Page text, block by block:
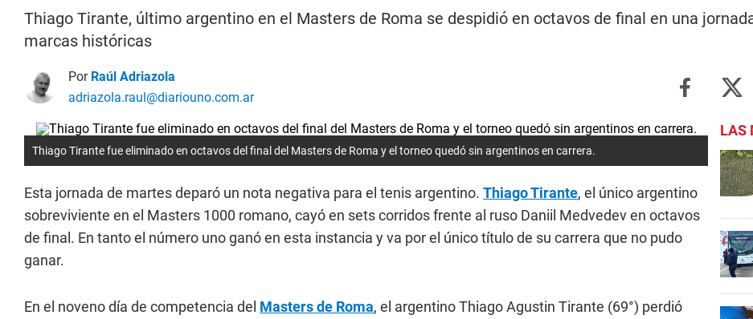
Thiago Tirante, último argentino en el Masters de Roma se despidió en octavos de final en una
marcas históricas
Por Raúl Adriazola
adriazola.raul@diariouno.com.ar
Thiago Tirante fue eliminado en octavos del final del Masters de Roma y el torneo quedó sin argentinos en carrera.
Esta jornada de martes deparó un nota negativa para el tenis argentino. Thiago Tirante, el único argentino
sobreviviente en el Masters 1000 romano, cayó en sets corridos frente al ruso Daniil Medvedev en octavos
de final. En tanto el número uno ganó en esta instancia y va por el único título de su carrera que no pudo
ganar.
En el noveno día de competencia del Masters de Roma, el argentino Thiago Agustin Tirante (69°) perdió
LAS